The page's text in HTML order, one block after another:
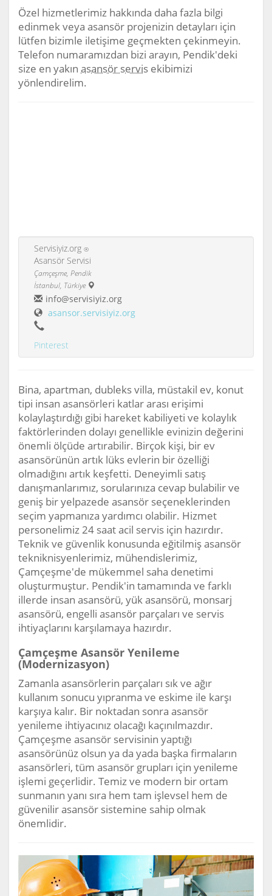
Özel hizmetlerimiz hakkında daha fazla bilgi
edinmek veya asansör projenizin detayları için
lütfen bizimle iletişime geçmekten çekinmeyin.
Telefon numaramızdan bizi arayın, Pendik'deki
size en yakın asansör servis ekibimizi
yönlendirelim.
Servisiyiz.org ®
Asansör Servisi
Çamçeşme, Pendik
İstanbul, Türkiye
info@servisiyiz.org
asansor.servisiyiz.org
Pinterest
Bina, apartman, dubleks villa, müstakil ev, konut
tipi insan asansörleri katlar arası erişimi
kolaylaştırdığı gibi hareket kabiliyeti ve kolaylık
faktörlerinden dolayı genellikle evinizin değerini
önemli ölçüde artırabilir. Birçok kişi, bir ev
asansörünün artık lüks evlerin bir özelliği
olmadığını artık keşfetti. Deneyimli satış
danışmanlarımız, sorularınıza cevap bulabilir ve
geniş bir yelpazede asansör seçeneklerinden
seçim yapmanıza yardımcı olabilir. Hizmet
personelimiz 24 saat acil servis için hazırdır.
Teknik ve güvenlik konusunda eğitilmiş asansör
tekniknisyenlerimiz, mühendislerimiz,
Çamçeşme'de mükemmel saha denetimi
oluşturmuştur. Pendik'in tamamında ve farklı
illerde insan asansörü, yük asansörü, monsarj
asansörü, engelli asansör parçaları ve servis
ihtiyaçlarını karşılamaya hazırdır.
Çamçeşme Asansör Yenileme
(Modernizasyon)
Zamanla asansörlerin parçaları sık ve ağır
kullanım sonucu yıpranma ve eskime ile karşı
karşıya kalır. Bir noktadan sonra asansör
yenileme ihtiyacınız olacağı kaçınılmazdır.
Çamçeşme asansör servisinin yaptığı
asansörünüz olsun ya da yada başka firmaların
asansörleri, tüm asansör grupları için yenileme
işlemi geçerlidir. Temiz ve modern bir ortam
sunmanın yanı sıra hem tam işlevsel hem de
güvenilir asansör sistemine sahip olmak
önemlidir.